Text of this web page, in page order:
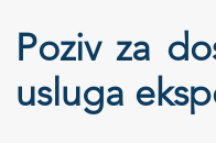
Poziv za
usluga